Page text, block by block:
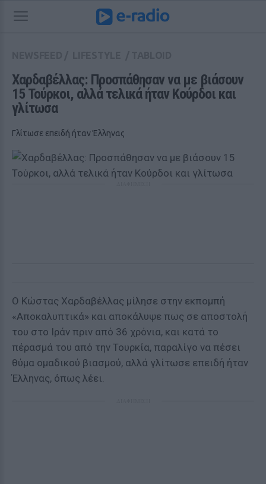
Χαρδαβέλλας: Προσπάθησαν να με βιάσουν
15 Τούρκοι, αλλά τελικά ήταν Κούρδοι και
γλίτωσα
Γλίτωσε επειδή ήταν Έλληνας
Ο Κώστας Χαρδαβέλλας μίλησε στην εκπομπή
«Αποκαλυπτικά» και αποκάλυψε πως σε αποστολή
του στο Ιράν πριν από 36 χρόνια, και κατά το
πέρασμά του από την Τουρκία, παραλίγο να πέσει
θύμα ομαδικού βιασμού, αλλά γλίτωσε επειδή ήταν
Έλληνας, όπως λέει.